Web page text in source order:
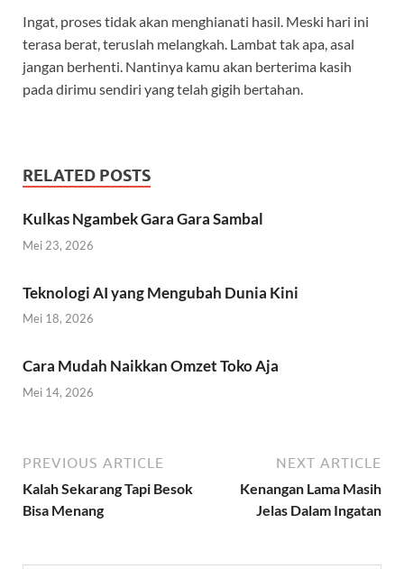
Ingat, proses tidak akan menghianati hasil. Meski hari ini
terasa berat, teruslah melangkah. Lambat tak apa, asal
jangan berhenti. Nantinya kamu akan berterima kasih
pada dirimu sendiri yang telah gigih bertahan.
RELATED POSTS
Kulkas Ngambek Gara Gara Sambal
Mei 23, 2026
Teknologi AI yang Mengubah Dunia Kini
Mei 18, 2026
Cara Mudah Naikkan Omzet Toko Aja
Mei 14, 2026
PREVIOUS ARTICLE
Kalah Sekarang Tapi Besok
Bisa Menang
NEXT ARTICLE
Kenangan Lama Masih
Jelas Dalam Ingatan